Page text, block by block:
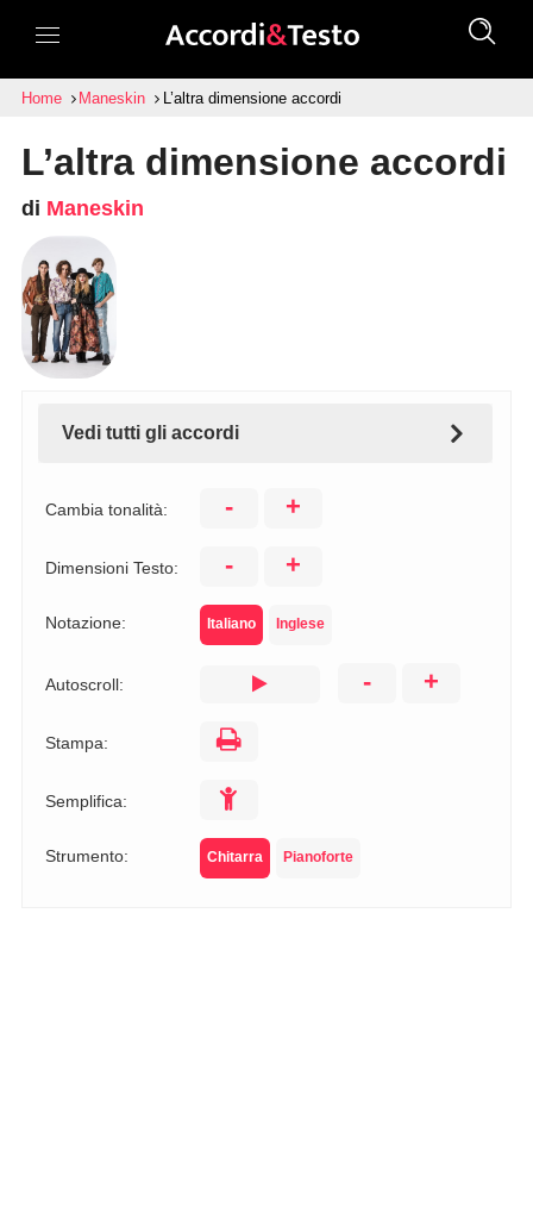
Home Maneskin L’altra dimensione accordi
L’altra dimensione accordi
di Maneskin
Vedi tutti gli accordi
Cambia tonalità: - +
Dimensioni Testo: - +
Notazione: Italiano Inglese
Autoscroll: - +
Stampa:
Semplifica:
Strumento: Chitarra Pianoforte